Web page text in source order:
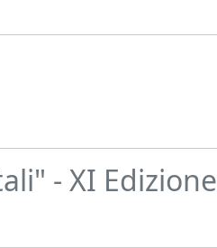
- XI Edizione